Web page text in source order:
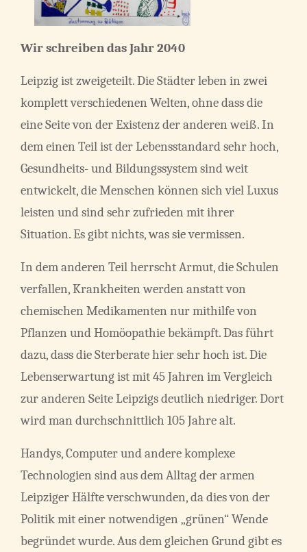
Wir schreiben das Jahr 2040
Leipzig ist zweigeteilt. Die Städter leben in zwei
komplett verschiedenen Welten, ohne dass die
eine Seite von der Existenz der anderen weiß. In
dem einen Teil ist der Lebensstandard sehr hoch,
Gesundheits- und Bildungssystem sind weit
entwickelt, die Menschen können sich viel Luxus
leisten und sind sehr zufrieden mit ihrer
Situation. Es gibt nichts, was sie vermissen.
In dem anderen Teil herrscht Armut, die Schulen
verfallen, Krankheiten werden anstatt von
chemischen Medikamenten nur mithilfe von
Pflanzen und Homöopathie bekämpft. Das führt
dazu, dass die Sterberate hier sehr hoch ist. Die
Lebenserwartung ist mit 45 Jahren im Vergleich
zur anderen Seite Leipzigs deutlich niedriger. Dort
wird man durchschnittlich 105 Jahre alt.
Handys, Computer und andere komplexe
Technologien sind aus dem Alltag der armen
Leipziger Hälfte verschwunden, da dies von der
Politik mit einer notwendigen „grünen“ Wende
begründet wurde. Aus dem gleichen Grund gibt es